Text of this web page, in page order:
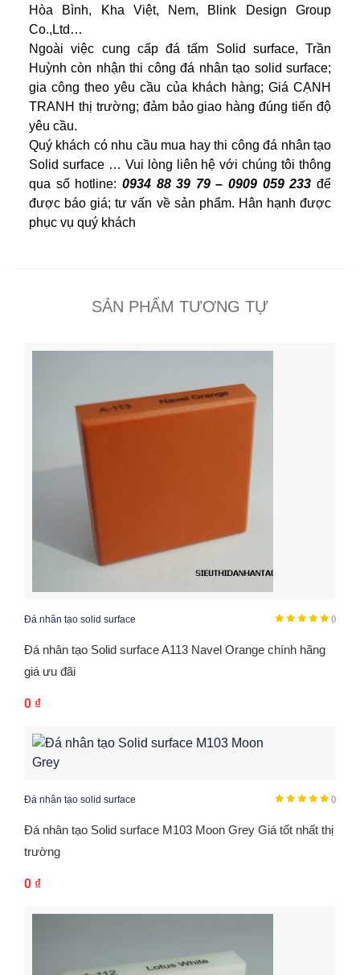
Hòa Bình, Kha Việt, Nem, Blink Design Group
Co.,Ltd…
Ngoài việc cung cấp đá tấm Solid surface, Trần
Huỳnh còn nhận thi công đá nhân tạo solid surface;
gia công theo yêu cầu của khách hàng; Giá CẠNH
TRANH thị trường; đảm bảo giao hàng đúng tiến độ
yêu cầu.
Quý khách có nhu cầu mua hay thi công đá nhân tạo
Solid surface … Vui lòng liên hệ với chúng tôi thông
qua số hotline: 0934 88 39 79 – 0909 059 233 để
được báo giá; tư vấn về sản phẩm. Hân hạnh được
phục vụ quý khách
SẢN PHẨM TƯƠNG TỰ
()
Đá nhân tạo solid surface
Đá nhân tạo Solid surface A113 Navel Orange chính hãng
giá ưu đãi
0 ₫
()
Đá nhân tạo solid surface
Đá nhân tạo Solid surface M103 Moon Grey Giá tốt nhất thị
trường
0 ₫